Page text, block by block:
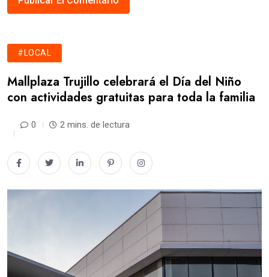
#LOCAL
Mallplaza Trujillo celebrará el Día del Niño
con actividades gratuitas para toda la familia
0 2 mins. de lectura